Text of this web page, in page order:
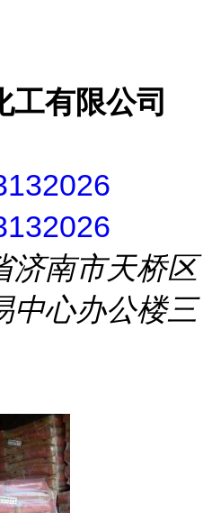
工有限公司
济南市天桥区
中心办公楼三